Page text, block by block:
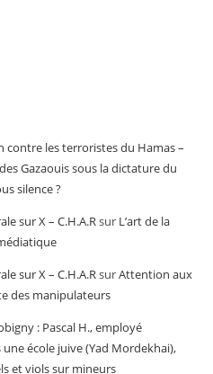
contre les terroristes du Hamas –
Gazaouis sous la dictature du
silence ?
sur X – C.H.A.Rsur L’art de la
sur X – C.H.A.RsurAttention aux
des manipulateurs
: Pascal H., employé
école juive (Yad Mordekhai),
et viols sur mineurs